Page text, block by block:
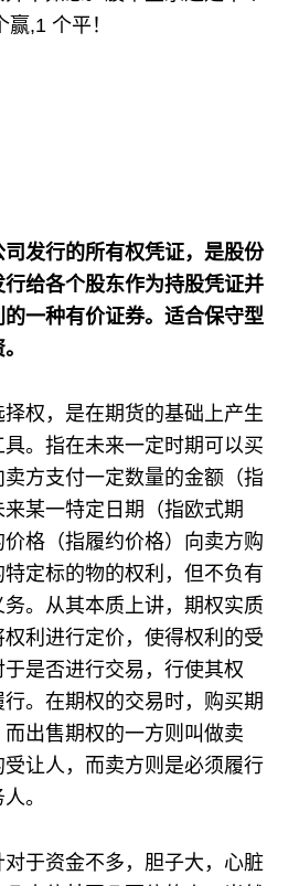
,1 个平！
发行的所有权凭证，是股份
给各个股东作为持股凭证并
一种有价证券。适合保守型
权，是在期货的基础上产生
。指在未来一定时期可以买
方支付一定数量的金额（指
某一特定日期（指欧式期
格（指履约价格）向卖方购
定标的物的权利，但不负有
。从其本质上讲，期权实质
利进行定价，使得权利的受
是否进行交易，行使其权
。在期权的交易时，购买期
出售期权的一方则叫做卖
让人，而卖方则是必须履行
。
于资金不多，胆子大，心脏